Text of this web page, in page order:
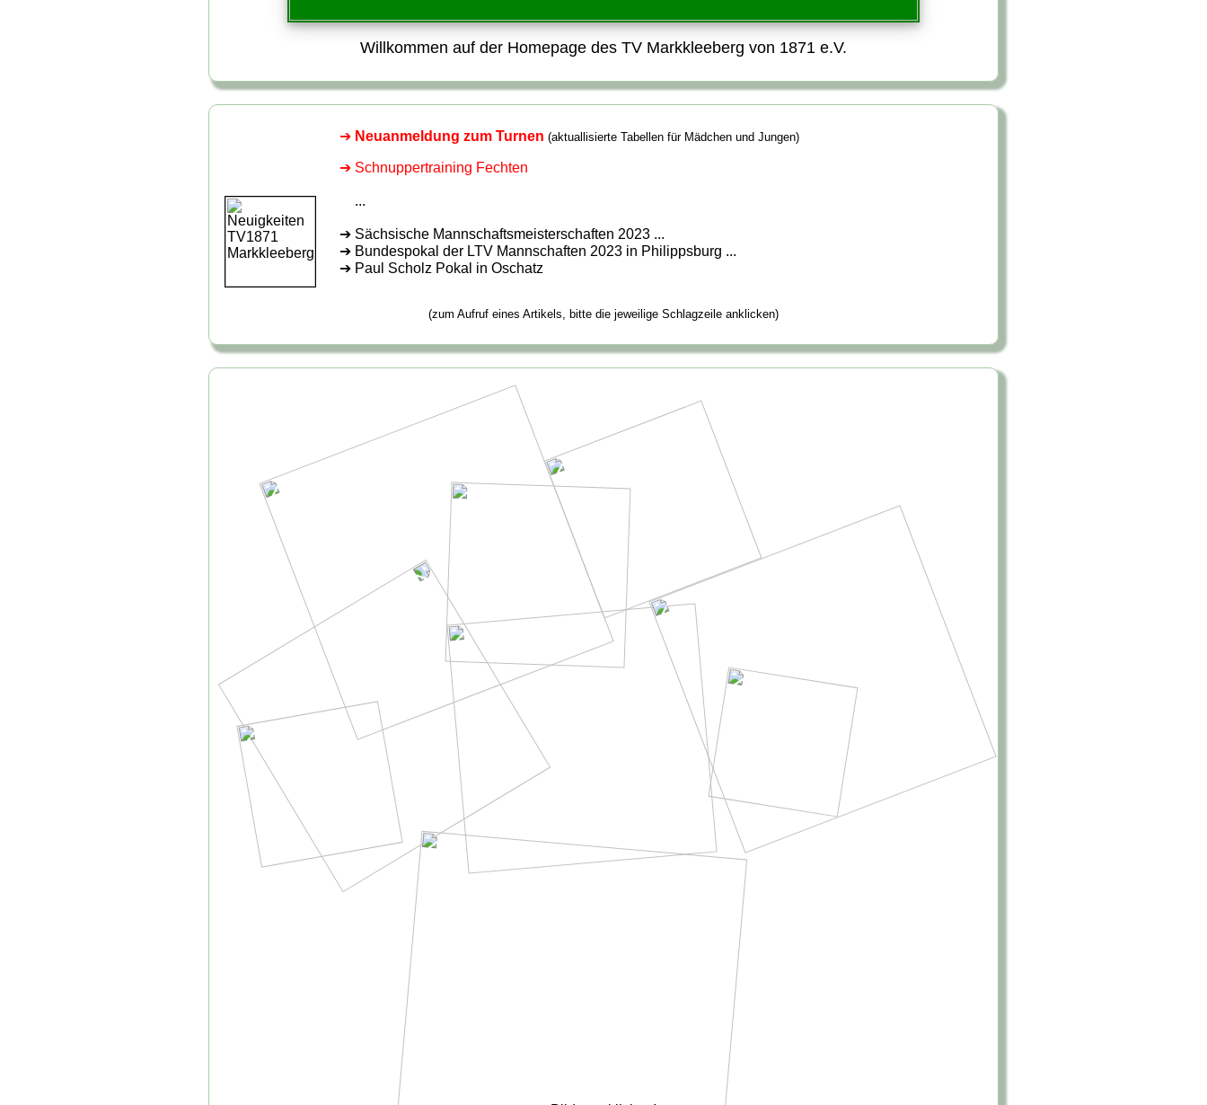
Willkommen auf der Homepage des TV Markkleeberg von 1871 e.V.
Neuanmeldung zum Turnen (aktuallisierte Tabellen für Mädchen und Jungen)
Schnuppertraining Fechten
...
Sächsische Mannschaftsmeisterschaften 2023 ...
Bundespokal der LTV Mannschaften 2023 in Philippsburg ...
Paul Scholz Pokal in Oschatz
(zum Aufruf eines Artikels, bitte die jeweilige Schlagzeile anklicken)